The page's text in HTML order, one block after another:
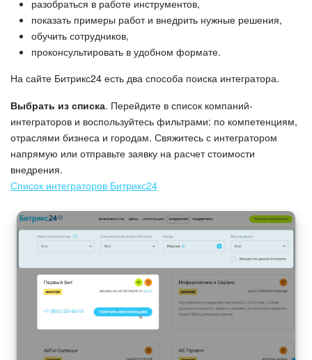
Онлайн-запись
КЭДО
Подпись
Маркетинг
Центр продаж
Аналитика
BI Конструктор
Автоматизация
Интеграция 1С и Битрикс24
Сотрудники
Бизнес-процессы
разобраться в работе инструментов,
показать примеры работ и внедрить нужные решения,
обучить сотрудников,
проконсультировать в удобном формате.
На сайте Битрикс24 есть два способа поиска интегратора.
Выбрать из списка. Перейдите в список компаний-
интеграторов и воспользуйтесь фильтрами: по компетенциям,
отраслями бизнеса и городам. Свяжитесь с интегратором
напрямую или отправьте заявку на расчет стоимости
внедрения.
Список интеграторов Битрикс24